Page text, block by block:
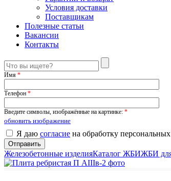
Условия доставки
Поставщикам
Полезные статьи
Вакансии
Контакты
Имя *
Телефон *
Введите символы, изображённые на картинке: *
обновить изображение
Я даю согласие на обработку
Железобетонные изделияКаталог ЖБИЖБИ для